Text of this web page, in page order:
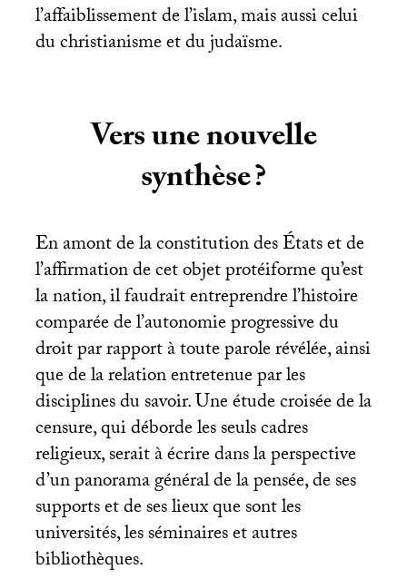
l’affaiblissement de l’islam, mais aussi celui
du christianisme et du judaïsme.
Vers une nouvelle
synthèse?
En amont de la constitution des États et de
l’affirmation de cet objet protéiforme qu’est
la nation, il faudrait entreprendre l’histoire
comparée de l’autonomie progressive du
droit par rapport à toute parole révélée, ainsi
que de la relation entretenue par les
disciplines du savoir. Une étude croisée de la
censure, qui déborde les seuls cadres
religieux, serait à écrire dans la perspective
d’un panorama général de la pensée, de ses
supports et de ses lieux que sont les
universités, les séminaires et autres
bibliothèques.